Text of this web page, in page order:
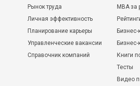
Рынок труда
Личная эффективность
Планирование карьеры
Управленческие вакансии
Справочник компаний
MBA
Бизнес-
Книги
Тесты
Видео